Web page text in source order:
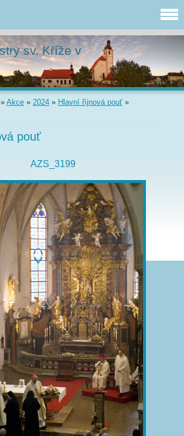
sv. Kříže v
» Akce » 2024 » Hlavní říjnová pouť »
pouť
AZS_3199